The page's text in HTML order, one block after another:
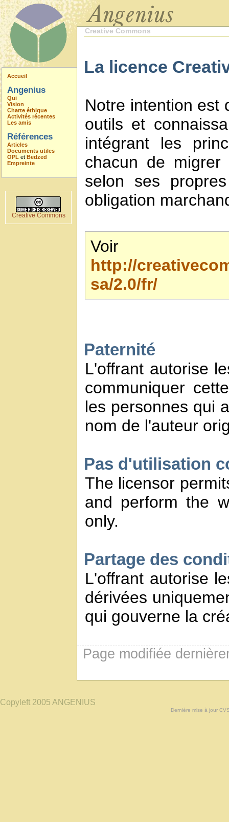
Accueil
Angenius
Qui
Vision
Charte éthique
Activités récentes
Les amis
Références
Articles
Documents utiles
OPL et Bedzed
Empreinte
Creative Commons
Creative Commons
La licence
Notre intention est
outils et
intégrant les
chacun de
selon ses
obligation
Voir
http://
sa/2.0/fr/
Paternité
L'offrant autorise
communiquer
les personnes qui
nom de l'auteur
Pas d'utilisation
The licensor
and perform the
only.
Partage des
L'offrant autorise
dérivées
qui gouverne la
Page modifiée
Copyleft 2005 ANGENIUS
Dernière mise à jour